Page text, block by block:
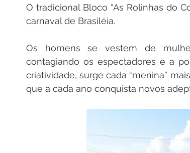
Convênios e Parcerias Nota de Esclarecimento
Alagação e Enchente Comunidade
O tradicional Bloco “As Rolinhas do
carnaval de Brasiléia.
Os homens se vestem de
contagiando os espectadores e a
criatividade, surge cada “menina”
que a cada ano conquista novos